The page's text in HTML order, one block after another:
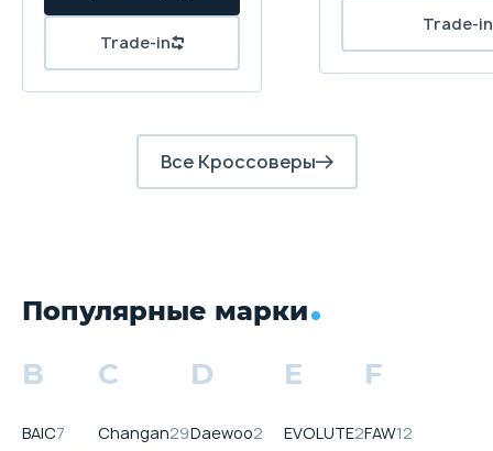
Trade-in
Trade-in
Все Кроссоверы
Популярные марки
B
BAIC7
C
Changan29
D
Daewoo2
E
EVOLUTE2
F
FAW12